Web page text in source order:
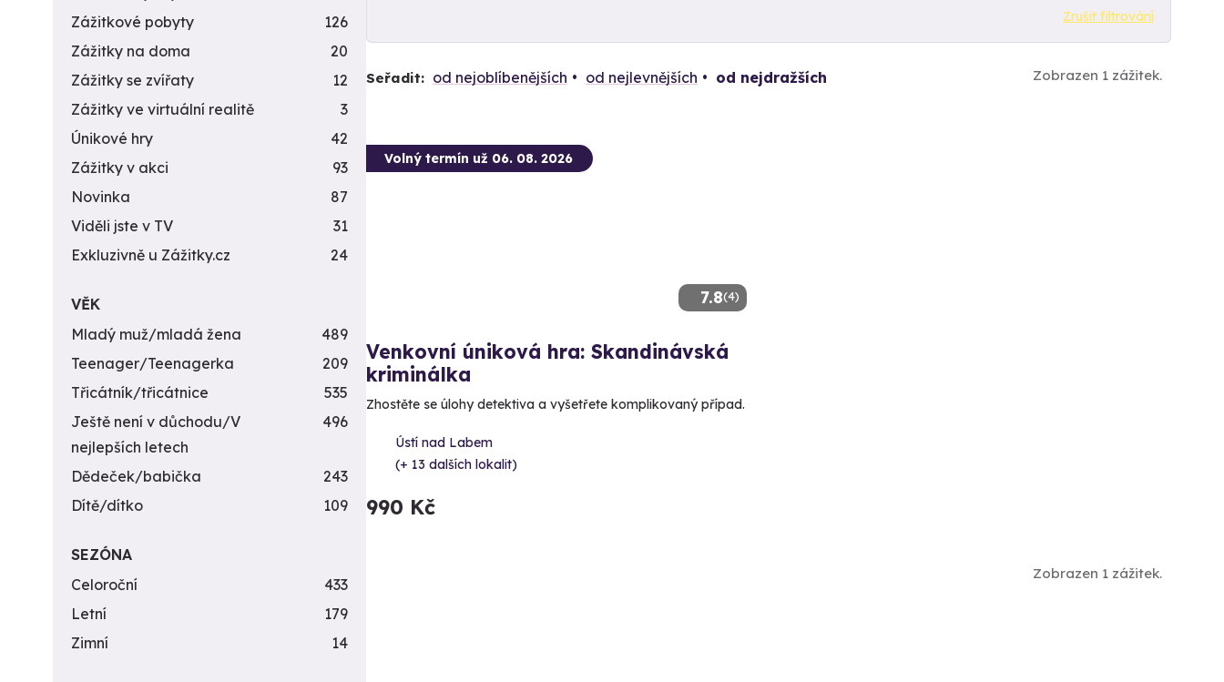
Zrušit filtrování
Seřadit: od nejoblíbenějších od nejlevnějších od nejdražších Zobrazen 1 zážitek.
7.8(4)
Volný termín už 06. 08. 2026
Venkovní úniková hra: Skandinávská
kriminálka
Zhostěte se úlohy detektiva a vyšetřete komplikovaný případ.
Ústí nad Labem
(+ 13 dalších lokalit)
990 Kč
Zobrazen 1 zážitek.
Zážitkové pobyty
126
Zážitky na doma
20
Zážitky se zvířaty
12
Zážitky ve virtuální realitě
3
Únikové hry
42
Zážitky v akci
93
Novinka
87
Viděli jste v TV
31
Exkluzivně u Zážitky.cz
24
VĚK
Mladý muž/mladá žena
489
Teenager/Teenagerka
209
Třicátník/třicátnice
535
Ještě není v důchodu/V
nejlepších letech
496
Dědeček/babička
243
Dítě/dítko
109
SEZÓNA
Celoroční
433
Letní
179
Zimní
14